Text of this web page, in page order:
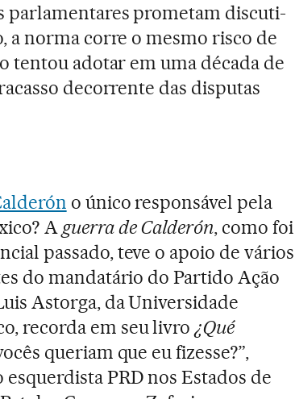
parlamentares prometam discuti-
a norma corre o mesmo risco de
tentou adotar em uma década de
decorrente das disputas
o único responsável pela
Aguerra de Calderón, como foi
passado, teve o apoio de vários
do mandatário do Partido Ação
Astorga, da Universidade
recorda em seu livro¿Qué
queriam que eu fizesse?”,
PRD nos Estados de